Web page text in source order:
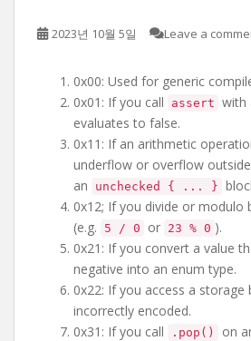
2023년 10월 5일 Leave a
0x00: Used for generic
0x01: If you call
assert with
evaluates to false.
0x11: If an arithmetic
underflow or overflow
an
unchecked { ... }
0x12; If you divide or modulo
(e.g.
5 / 0 or 23 % 0 ).
0x21: If you convert a value
negative into an enum type.
0x22: If you access a storage
incorrectly encoded.
0x31: If you call
.pop()
on